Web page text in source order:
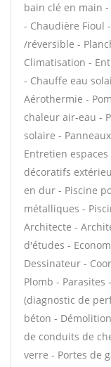
bain clé en main
- Chaudière Fioul
/réversible -
Climatisation -
- Chauffe eau
Aérothermie -
chaleur air-eau -
solaire -
Entretien
décoratifs
en dur - Piscine
métalliques -
Architecte -
d'études -
Dessinateur -
Plomb - Parasites
(diagnostic de
béton -
de conduits de
verre - Portes de